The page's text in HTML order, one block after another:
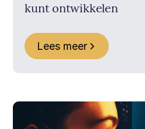
kunt ontwikkelen
Lees meer